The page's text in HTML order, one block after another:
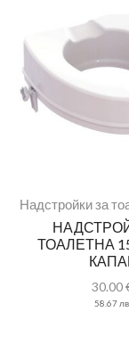
Надстройки за
ТОАЛЕТНА
30.00
58.67 лв.